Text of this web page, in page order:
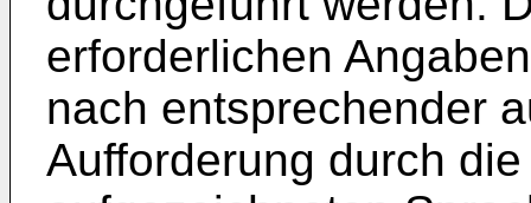
erforderlichen
nach entsprechender
Aufforderung durch